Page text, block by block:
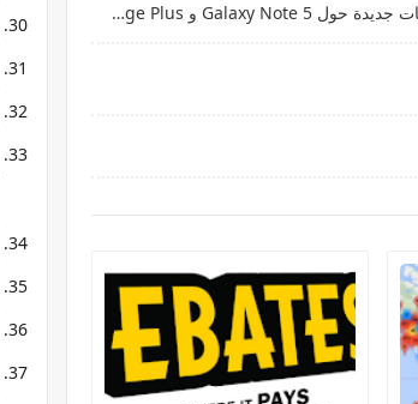
صور و معلومات جديدة حول Galaxy Note 5 و Galaxy S6 Edge Plus